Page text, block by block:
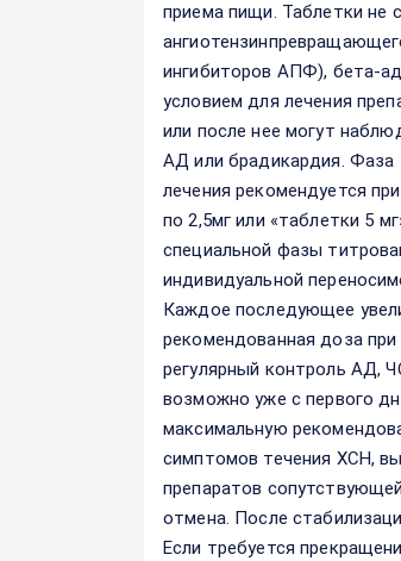
приема пищи. Таблетки не
ингибиторов АПФ), бета-
условием для лечения
или после нее могут
АД или брадикардия. Фаза
лечения рекомендуется
по 2,5мг или «таблетки 5
специальной фазы
индивидуальной
Каждое последующее
рекомендованная доза
регулярный контроль АД,
возможно уже с первого
максимальную
симптомов течения ХСН,
препаратов
отмена. После
Если требуется